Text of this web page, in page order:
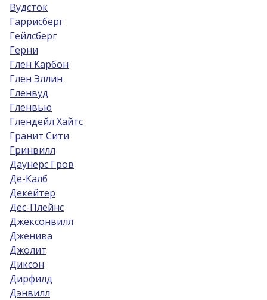
Вудсток
Гаррисберг
Гейлсберг
Герни
Глен Карбон
Глен Эллин
Гленвуд
Гленвью
Глендейл Хайтс
Гранит Сити
Гринвилл
Даунерс Гров
Де-Калб
Декейтер
Дес-Плейнс
Джексонвилл
Дженива
Джолит
Диксон
Дирфилд
Дэнвилл